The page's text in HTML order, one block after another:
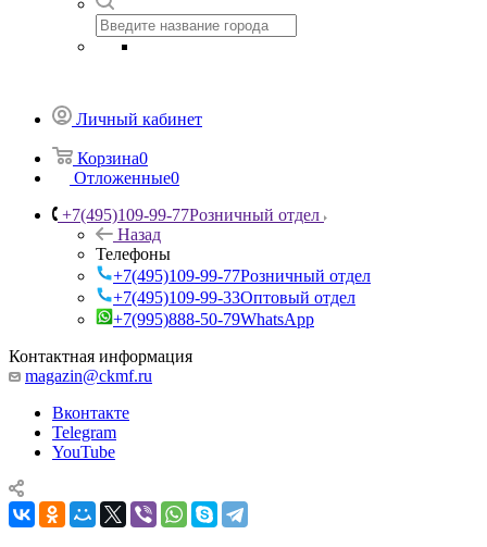
Личный кабинет
Корзина0
Отложенные0
+7(495)109-99-77Розничный отдел
Назад
Телефоны
+7(495)109-99-77Розничный отдел
+7(495)109-99-33Оптовый отдел
+7(995)888-50-79WhatsApp
Контактная информация
magazin@ckmf.ru
Вконтакте
Telegram
YouTube